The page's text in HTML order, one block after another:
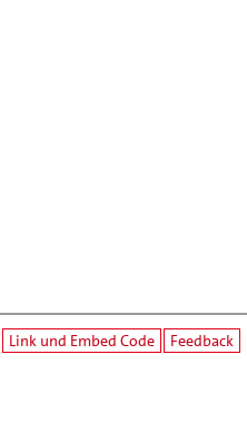
Link und Embed Code Feedback